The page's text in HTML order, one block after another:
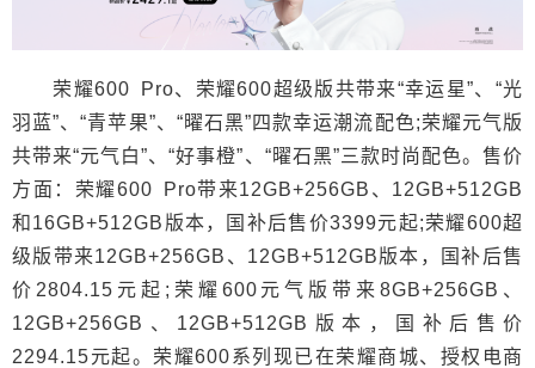
荣耀600 Pro、荣耀600超级版共带来“幸运星”、“光
羽蓝”、“青苹果”、“曜石黑”四款幸运潮流配色;荣耀元气版
共带来“元气白”、“好事橙”、“曜石黑”三款时尚配色。售价
方面：荣耀600 Pro带来12GB+256GB、12GB+512GB
和16GB+512GB版本，国补后售价3399元起;荣耀600超
级版带来12GB+256GB、12GB+512GB版本，国补后售
价2804.15元起;荣耀600元气版带来8GB+256GB、
12GB+256GB、12GB+512GB版本，国补后售价
2294.15元起。荣耀600系列现已在荣耀商城、授权电商